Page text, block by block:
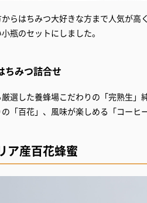
らはちみつ大好きな方まで人気が高
瓶のセットにしました。
ちみつ詰合せ
選した養蜂場こだわりの「完熟生
「百花」、風味が楽しめる「コーヒ
ア産百花蜂蜜